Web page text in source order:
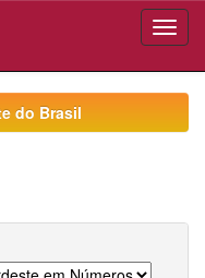
do Brasil